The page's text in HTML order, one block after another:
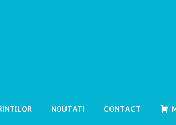
NOUTATI CONTACT